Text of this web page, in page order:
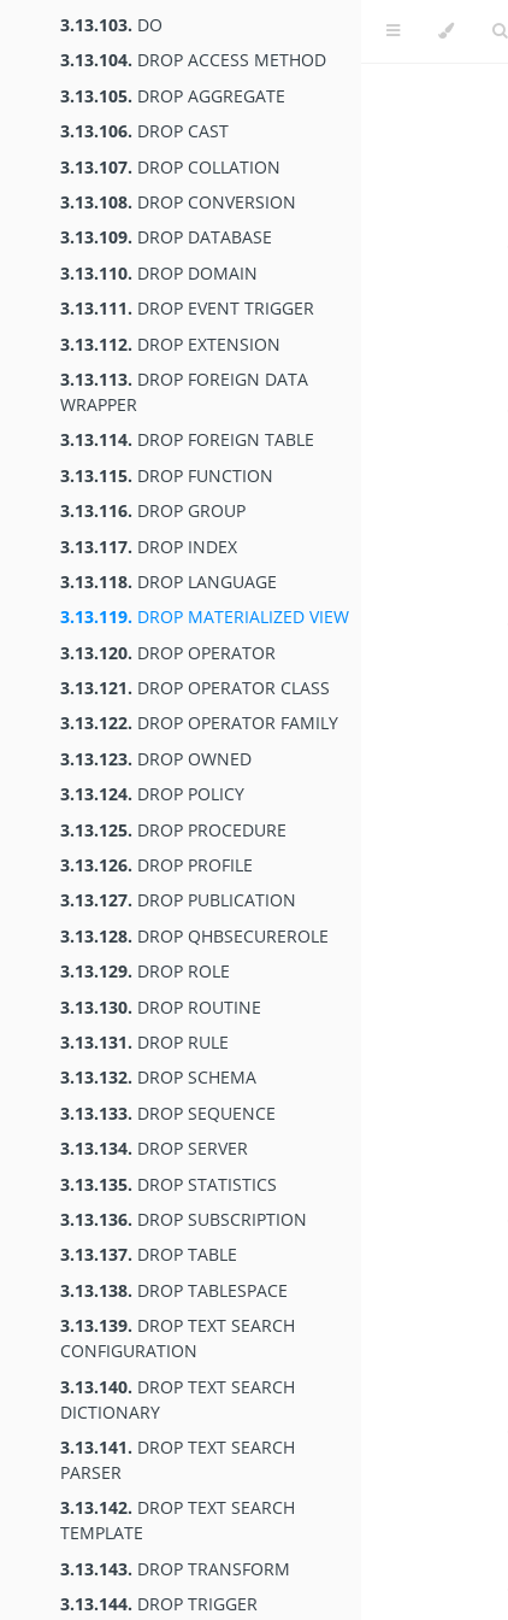
3.13.103. DO
3.13.104. DROP ACCESS METHOD
3.13.105. DROP AGGREGATE
3.13.106. DROP CAST
3.13.107. DROP COLLATION
3.13.108. DROP CONVERSION
3.13.109. DROP DATABASE
3.13.110. DROP DOMAIN
3.13.111. DROP EVENT TRIGGER
3.13.112. DROP EXTENSION
3.13.113. DROP FOREIGN DATA
WRAPPER
3.13.114. DROP FOREIGN TABLE
3.13.115. DROP FUNCTION
3.13.116. DROP GROUP
3.13.117. DROP INDEX
3.13.118. DROP LANGUAGE
3.13.119. DROP MATERIALIZED VIEW
3.13.120. DROP OPERATOR
3.13.121. DROP OPERATOR CLASS
3.13.122. DROP OPERATOR FAMILY
3.13.123. DROP OWNED
3.13.124. DROP POLICY
3.13.125. DROP PROCEDURE
3.13.126. DROP PROFILE
3.13.127. DROP PUBLICATION
3.13.128. DROP QHBSECUREROLE
3.13.129. DROP ROLE
3.13.130. DROP ROUTINE
3.13.131. DROP RULE
3.13.132. DROP SCHEMA
3.13.133. DROP SEQUENCE
3.13.134. DROP SERVER
3.13.135. DROP STATISTICS
3.13.136. DROP SUBSCRIPTION
3.13.137. DROP TABLE
3.13.138. DROP TABLESPACE
3.13.139. DROP TEXT SEARCH
CONFIGURATION
3.13.140. DROP TEXT SEARCH
DICTIONARY
3.13.141. DROP TEXT SEARCH
PARSER
3.13.142. DROP TEXT SEARCH
TEMPLATE
3.13.143. DROP TRANSFORM
3.13.144. DROP TRIGGER